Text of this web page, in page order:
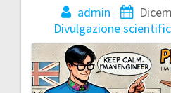
admin
Divulgazione